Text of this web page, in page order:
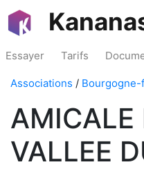
Essayer Tarifs
Associations /
AMICALE
VALLEE